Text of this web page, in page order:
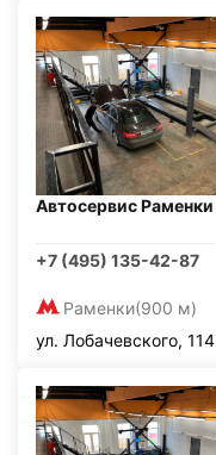
Автосервис Раменки
+7 (495) 135-42-87
Раменки(900 м)
ул. Лобачевского, 114